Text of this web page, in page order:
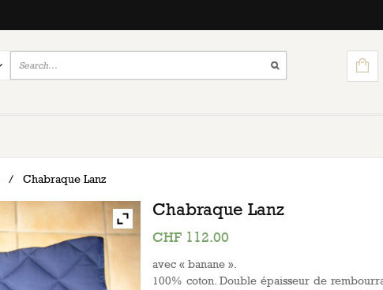
/ Chabraque Lanz
Chabraque Lanz
CHF112.00
avec « banane ».
100% coton. Double épaisseur de